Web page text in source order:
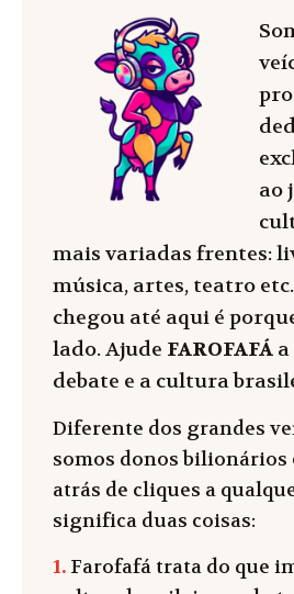
ao
mais variadas frentes:
música, artes, teatro etc.
chegou até aqui é
lado. Ajude FAROFAFÁ
debate e a cultura
Diferente dos grandes
somos donos bilionários
atrás de cliques a
significa duas coisas:
1. Farofafá trata do que